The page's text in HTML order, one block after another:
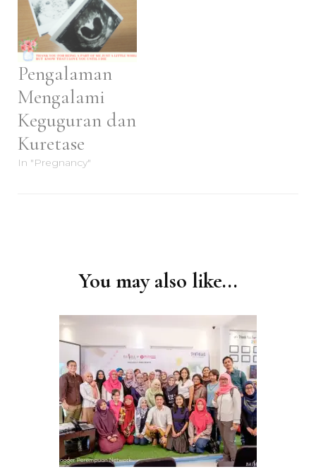
Pengalaman
Mengalami
Keguguran dan
Kuretase
In "Pregnancy"
You may also like...